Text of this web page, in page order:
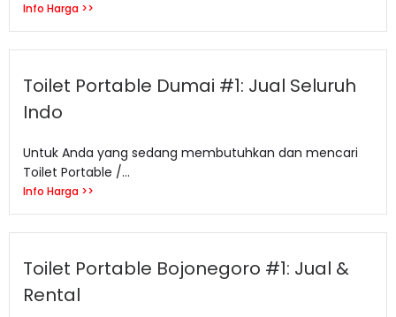
Info Harga >>
Toilet Portable Dumai #1: Jual Seluruh
Indo
Untuk Anda yang sedang membutuhkan dan mencari
Toilet Portable /...
Info Harga >>
Toilet Portable Bojonegoro #1: Jual &
Rental